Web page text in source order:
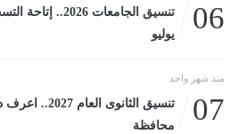
06
يوليو
منذ شهر واحد
07
محافظة